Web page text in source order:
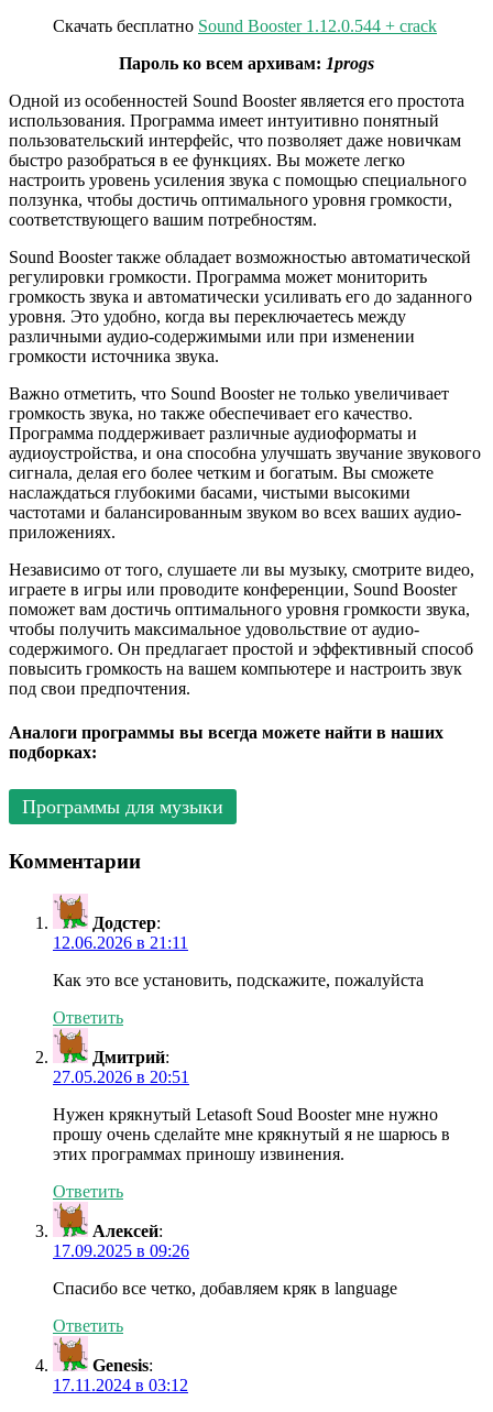
Скачать бесплатно Sound Booster 1.12.0.544 + crack
Пароль ко всем архивам: 1progs
Одной из особенностей Sound Booster является его простота
использования. Программа имеет интуитивно понятный
пользовательский интерфейс, что позволяет даже новичкам
быстро разобраться в ее функциях. Вы можете легко
настроить уровень усиления звука с помощью специального
ползунка, чтобы достичь оптимального уровня громкости,
соответствующего вашим потребностям.
Sound Booster также обладает возможностью автоматической
регулировки громкости. Программа может мониторить
громкость звука и автоматически усиливать его до заданного
уровня. Это удобно, когда вы переключаетесь между
различными аудио-содержимыми или при изменении
громкости источника звука.
Важно отметить, что Sound Booster не только увеличивает
громкость звука, но также обеспечивает его качество.
Программа поддерживает различные аудиоформаты и
аудиоустройства, и она способна улучшать звучание звукового
сигнала, делая его более четким и богатым. Вы сможете
наслаждаться глубокими басами, чистыми высокими
частотами и балансированным звуком во всех ваших аудио-
приложениях.
Независимо от того, слушаете ли вы музыку, смотрите видео,
играете в игры или проводите конференции, Sound Booster
поможет вам достичь оптимального уровня громкости звука,
чтобы получить максимальное удовольствие от аудио-
содержимого. Он предлагает простой и эффективный способ
повысить громкость на вашем компьютере и настроить звук
под свои предпочтения.
Аналоги программы вы всегда можете найти в наших
подборках:
Программы для музыки
Комментарии
Додстер:
12.06.2026 в 21:11
Как это все установить, подскажите, пожалуйста
Ответить
Дмитрий:
27.05.2026 в 20:51
Нужен крякнутый Letasoft Soud Booster мне нужно
прошу очень сделайте мне крякнутый я не шарюсь в
этих программах приношу извинения.
Ответить
Алексей:
17.09.2025 в 09:26
Спасибо все четко, добавляем кряк в language
Ответить
Genesis:
17.11.2024 в 03:12